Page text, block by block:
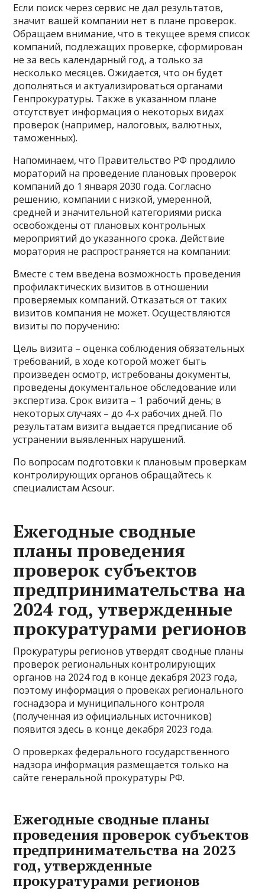
Если поиск через сервис не дал результатов,
значит вашей компании нет в плане проверок.
Обращаем внимание, что в текущее время список
компаний, подлежащих проверке, сформирован
не за весь календарный год, а только за
несколько месяцев. Ожидается, что он будет
дополняться и актуализироваться органами
Генпрокуратуры. Также в указанном плане
отсутствует информация о некоторых видах
проверок (например, налоговых, валютных,
таможенных).
Напоминаем, что Правительство РФ продлило
мораторий на проведение плановых проверок
компаний до 1 января 2030 года. Согласно
решению, компании с низкой, умеренной,
средней и значительной категориями риска
освобождены от плановых контрольных
мероприятий до указанного срока. Действие
моратория не распространяется на компании:
Вместе с тем введена возможность проведения
профилактических визитов в отношении
проверяемых компаний. Отказаться от таких
визитов компания не может. Осуществляются
визиты по поручению:
Цель визита – оценка соблюдения обязательных
требований, в ходе которой может быть
произведен осмотр, истребованы документы,
проведены документальное обследование или
экспертиза. Срок визита – 1 рабочий день; в
некоторых случаях – до 4-х рабочих дней. По
результатам визита выдается предписание об
устранении выявленных нарушений.
По вопросам подготовки к плановым проверкам
контролирующих органов обращайтесь к
специалистам Acsour.
Ежегодные сводные
планы проведения
проверок субъектов
предпринимательства на
2024 год, утвержденные
прокуратурами регионов
Прокуратуры регионов утвердят сводные планы
проверок региональных контролирующих
органов на 2024 год в конце декабря 2023 года,
поэтому информация о провеках регионального
госнадзора и муниципального контроля
(полученная из официальных источников)
появится здесь в конце декабря 2023 года.
О проверках федерального государственного
надзора информация размещается только на
сайте генеральной прокуратуры РФ.
Ежегодные сводные планы
проведения проверок субъектов
предпринимательства на 2023
год, утвержденные
прокуратурами регионов